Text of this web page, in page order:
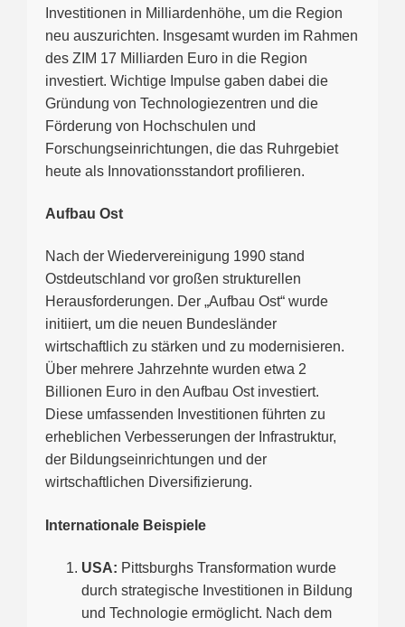
Investitionen in Milliardenhöhe, um die Region
neu auszurichten. Insgesamt wurden im Rahmen
des ZIM 17 Milliarden Euro in die Region
investiert. Wichtige Impulse gaben dabei die
Gründung von Technologiezentren und die
Förderung von Hochschulen und
Forschungseinrichtungen, die das Ruhrgebiet
heute als Innovationsstandort profilieren.
Aufbau Ost
Nach der Wiedervereinigung 1990 stand
Ostdeutschland vor großen strukturellen
Herausforderungen. Der „Aufbau Ost“ wurde
initiiert, um die neuen Bundesländer
wirtschaftlich zu stärken und zu modernisieren.
Über mehrere Jahrzehnte wurden etwa 2
Billionen Euro in den Aufbau Ost investiert.
Diese umfassenden Investitionen führten zu
erheblichen Verbesserungen der Infrastruktur,
der Bildungseinrichtungen und der
wirtschaftlichen Diversifizierung.
Internationale Beispiele
USA: Pittsburghs Transformation wurde
durch strategische Investitionen in Bildung
und Technologie ermöglicht. Nach dem